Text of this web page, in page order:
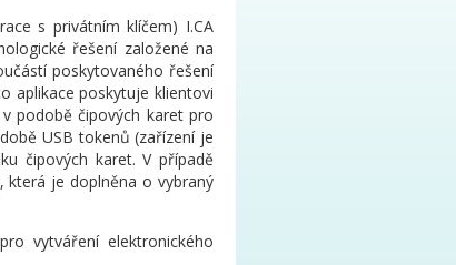
s privátním klíčem) I.CA
řešení založené na
poskytovaného řešení
aplikace poskytuje klientovi
podobě čipových karet pro
USB tokenů (zařízení je
čipových karet. V případě
která je doplněna o vybraný
vytváření elektronického